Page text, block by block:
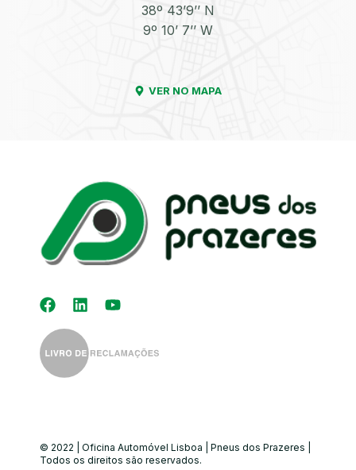
38º 43’9’’ N
9º 10’ 7’’ W
VER NO MAPA
© 2022 | Oficina Automóvel Lisboa | Pneus dos Prazeres |
Todos os direitos são reservados.
Kit Distribuição
Diagnóstico